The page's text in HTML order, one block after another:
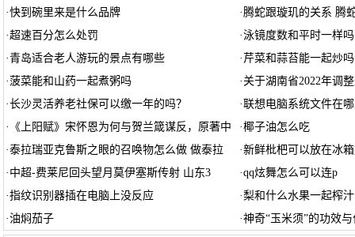
·快到碗里来是什么品牌 ·腾蛇跟璇玑的关系 腾
·超速百分怎么处罚 ·泳镜度数和平时一样吗
·青岛适合老人游玩的景点有哪些 · 芹菜和蒜苔能一起炒
·菠菜能和山药一起煮粥吗 · 关于湖南省2022年调
·长沙灵活养老社保可以缴一年的吗？ ·联想电脑系统文件在
· 《上阳赋》宋怀恩为何与贺兰箴谋反，原著中 ·椰子油怎么吃
·泰拉瑞亚克鲁斯之眼的召唤物怎么做 做泰拉 ·新鲜枇杷可以放在冰
· 中超-费莱尼回头望月莫伊塞斯传射 山东3 ·qq炫舞怎么可以连p
·指纹识别器插在电脑上没反应 ·梨和什么水果一起榨
·油焖茄子 ·神奇“玉米须”的功效